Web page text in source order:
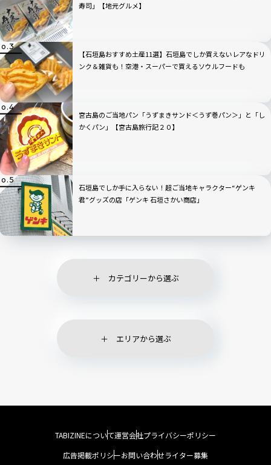
寿司」【地元グルメ】
【石垣島おすすめ土産11選】石垣島でしか買えないレアなドリ
ンク＆雑貨も！空港・スーパーで買えるソウルフードも
宮古島のご当地パン「うずまきサンド＜うず巻パン＞」と「し
かくパン」【宮古島旅行記２０】
石垣島でしか手に入らない！超ご当地キャラクター“ゲンキ
君”グッズの店「ゲンキ 石垣さかい商店」
カテゴリーから選ぶ
エリアから選ぶ
TABIZINEについて運営会社プライバシーポリシー
広告掲載ポリシーお問い合わせライター募集